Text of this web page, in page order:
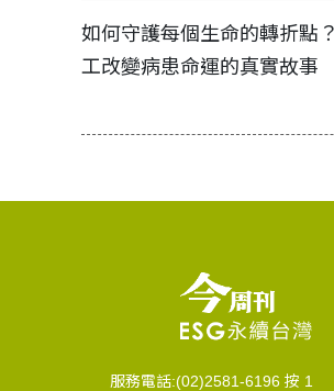
如何守護每個生命的轉折點
工改變病患命運的真實故事
服務電話:(02)2581-6196 按 1